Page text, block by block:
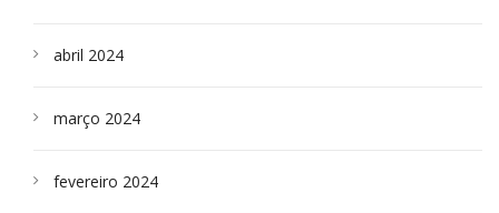
abril 2024
março 2024
fevereiro 2024